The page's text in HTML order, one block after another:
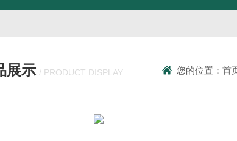
展示 / PRODUCT DISPLAY 您的位置：首